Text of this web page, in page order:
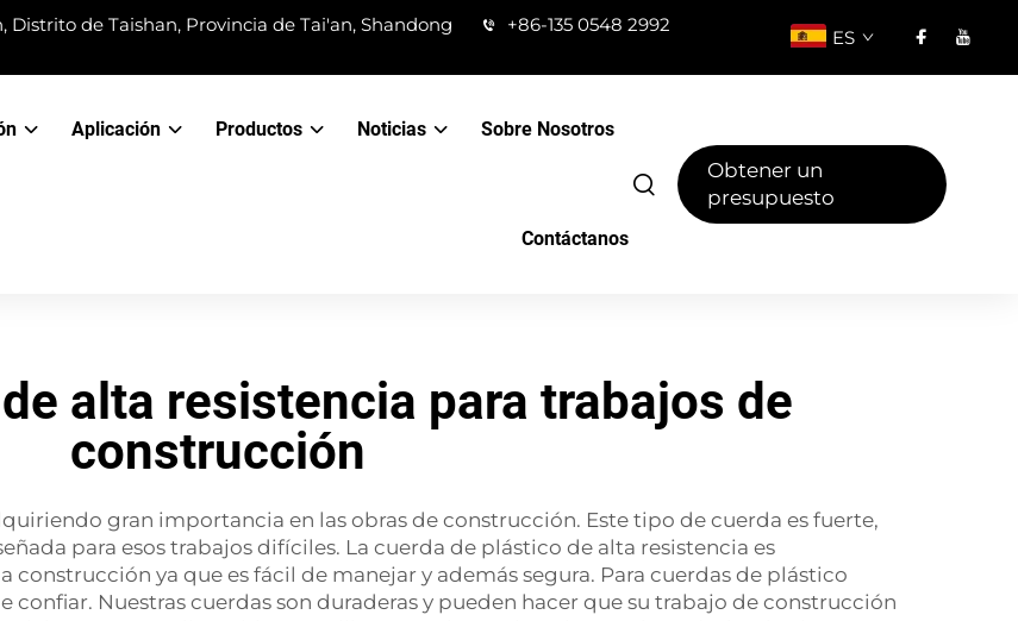
de Taishan, Provincia de Tai'an, Shandong
+86-135 0548 2992
ES
Aplicación Productos Noticias Sobre Nosotros
Contáctanos
Obtener un
presupuesto
alta resistencia para trabajos de
construcción
gran importancia en las obras de construcción. Este tipo de cuerda es fuerte,
para esos trabajos difíciles. La cuerda de plástico de alta resistencia es
ya que es fácil de manejar y además segura. Para cuerdas de plástico
confiar. Nuestras cuerdas son duraderas y pueden hacer que su trabajo de construcción